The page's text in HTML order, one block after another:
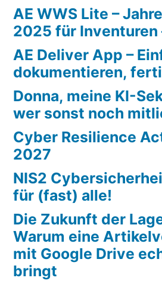
AE WWS Lite –
2025 für Inventuren
AE Deliver App –
dokumentieren,
Donna, meine KI-
wer sonst noch
Cyber Resilience
2027
NIS2
für (fast) alle!
Die Zukunft der
Warum eine
mit Google Drive
bringt